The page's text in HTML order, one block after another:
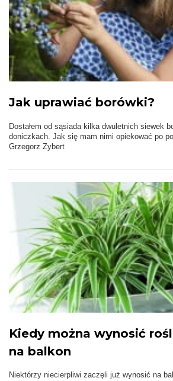
Jak uprawiać borówki?
Dostałem od sąsiada kilka dwuletnich siewek
doniczkach. Jak się mam nimi opiekować po
Grzegorz Zybert
Kiedy można wynosić
na balkon
Niektórzy niecierpliwi zaczęli już wynosić na